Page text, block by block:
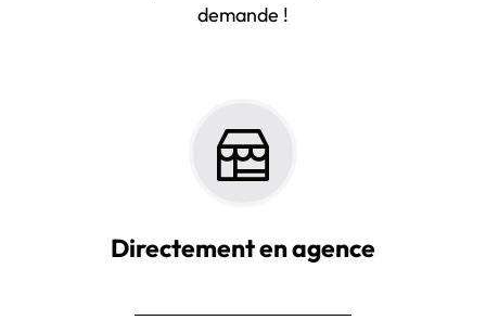
demande !
Directement en agence